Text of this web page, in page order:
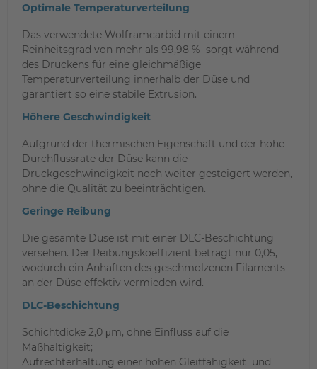
Optimale Temperaturverteilung
Das verwendete Wolframcarbid mit einem
Reinheitsgrad von mehr als 99,98 % sorgt während
des Druckens für eine gleichmäßige
Temperaturverteilung innerhalb der Düse und
garantiert so eine stabile Extrusion.
Höhere Geschwindigkeit
Aufgrund der thermischen Eigenschaft und der hohe
Durchflussrate der Düse kann die
Druckgeschwindigkeit noch weiter gesteigert werden,
ohne die Qualität zu beeinträchtigen.
Geringe Reibung
Die gesamte Düse ist mit einer DLC-Beschichtung
versehen. Der Reibungskoeffizient beträgt nur 0,05,
wodurch ein Anhaften des geschmolzenen Filaments
an der Düse effektiv vermieden wird.
DLC-Beschichtung
Schichtdicke 2,0 μm, ohne Einfluss auf die
Maßhaltigkeit;
Aufrechterhaltung einer hohen Gleitfähigkeit und